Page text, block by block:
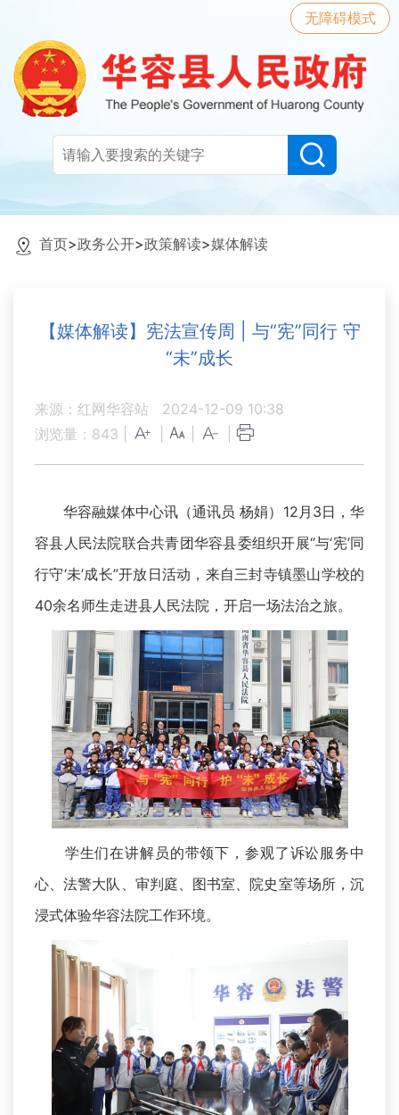
无障碍模式
首页>政务公开>政策解读>媒体解读
【媒体解读】宪法宣传周 | 与“宪”同行 守
“未”成长
来源：红网华容站
2024-12-09 10:38
浏览量： 843
华容融媒体中心讯（通讯员 杨娟）12月3日，华
容县人民法院联合共青团华容县委组织开展“与‘宪’同
行守‘未’成长”开放日活动，来自三封寺镇墨山学校的
40余名师生走进县人民法院，开启一场法治之旅。
学生们在讲解员的带领下，参观了诉讼服务中
心、法警大队、审判庭、图书室、院史室等场所，沉
浸式体验华容法院工作环境。